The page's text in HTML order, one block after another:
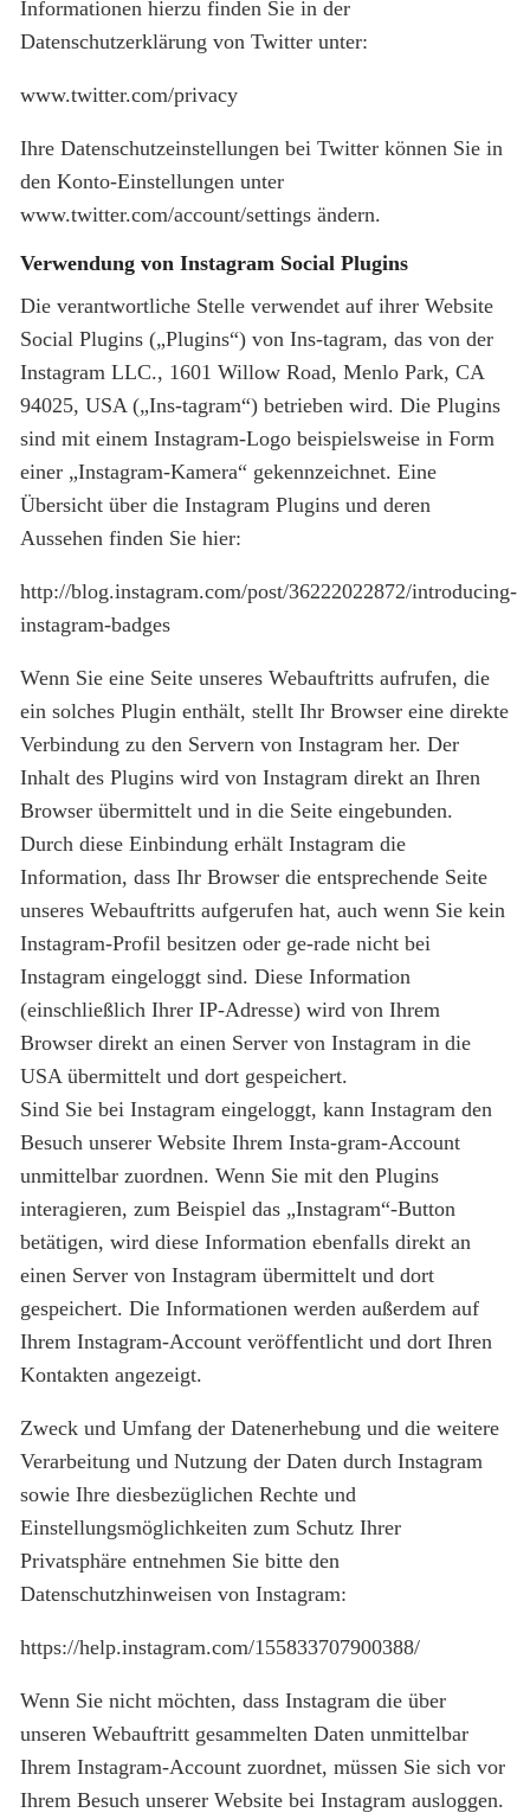
Informationen hierzu finden Sie in der
Datenschutzerklärung von Twitter unter:
www.twitter.com/privacy
Ihre Datenschutzeinstellungen bei Twitter können Sie in
den Konto-Einstellungen unter
www.twitter.com/account/settings ändern.
Verwendung von Instagram Social Plugins
Die verantwortliche Stelle verwendet auf ihrer Website
Social Plugins („Plugins“) von Ins-tagram, das von der
Instagram LLC., 1601 Willow Road, Menlo Park, CA
94025, USA („Ins-tagram“) betrieben wird. Die Plugins
sind mit einem Instagram-Logo beispielsweise in Form
einer „Instagram-Kamera“ gekennzeichnet. Eine
Übersicht über die Instagram Plugins und deren
Aussehen finden Sie hier:
http://blog.instagram.com/post/36222022872/introducing-
instagram-badges
Wenn Sie eine Seite unseres Webauftritts aufrufen, die
ein solches Plugin enthält, stellt Ihr Browser eine direkte
Verbindung zu den Servern von Instagram her. Der
Inhalt des Plugins wird von Instagram direkt an Ihren
Browser übermittelt und in die Seite eingebunden.
Durch diese Einbindung erhält Instagram die
Information, dass Ihr Browser die entsprechende Seite
unseres Webauftritts aufgerufen hat, auch wenn Sie kein
Instagram-Profil besitzen oder ge-rade nicht bei
Instagram eingeloggt sind. Diese Information
(einschließlich Ihrer IP-Adresse) wird von Ihrem
Browser direkt an einen Server von Instagram in die
USA übermittelt und dort gespeichert.
Sind Sie bei Instagram eingeloggt, kann Instagram den
Besuch unserer Website Ihrem Insta-gram-Account
unmittelbar zuordnen. Wenn Sie mit den Plugins
interagieren, zum Beispiel das „Instagram“-Button
betätigen, wird diese Information ebenfalls direkt an
einen Server von Instagram übermittelt und dort
gespeichert. Die Informationen werden außerdem auf
Ihrem Instagram-Account veröffentlicht und dort Ihren
Kontakten angezeigt.
Zweck und Umfang der Datenerhebung und die weitere
Verarbeitung und Nutzung der Daten durch Instagram
sowie Ihre diesbezüglichen Rechte und
Einstellungsmöglichkeiten zum Schutz Ihrer
Privatsphäre entnehmen Sie bitte den
Datenschutzhinweisen von Instagram:
https://help.instagram.com/155833707900388/
Wenn Sie nicht möchten, dass Instagram die über
unseren Webauftritt gesammelten Daten unmittelbar
Ihrem Instagram-Account zuordnet, müssen Sie sich vor
Ihrem Besuch unserer Website bei Instagram ausloggen.